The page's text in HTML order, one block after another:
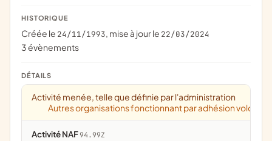
HISTORIQUE
Créée le 24/11/1993, mise à jour le 22/03/2024
3 évènements
DÉTAILS
Activité menée, telle que définie par l'administration
Autres organisations fonctionnant par adhésion
Activité NAF94.99Z